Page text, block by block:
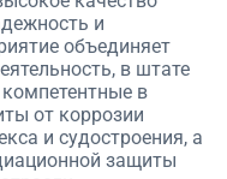
и
объединяет
в штате
в
от коррозии
и судостроения, а
защиты